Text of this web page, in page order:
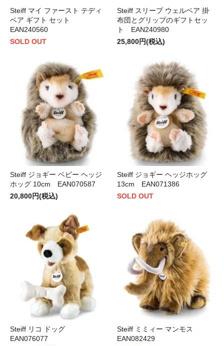
Steiff マイ ファースト テディ
ベア ギフト セット
EAN240560
SOLD OUT
Steiff スリープ ウェルベア 掛
布団とグリップのギフトセッ
ト EAN240980
25,800円(税込)
Steiff ジョギー ベビー ヘッジ
ホッグ 10cm EAN070587
20,800円(税込)
Steiff ジョギー ヘッジホッグ
13cm EAN071386
SOLD OUT
Steiff リコ ドッグ
EAN076077
Steiff ミミィー マンモス
EAN082429